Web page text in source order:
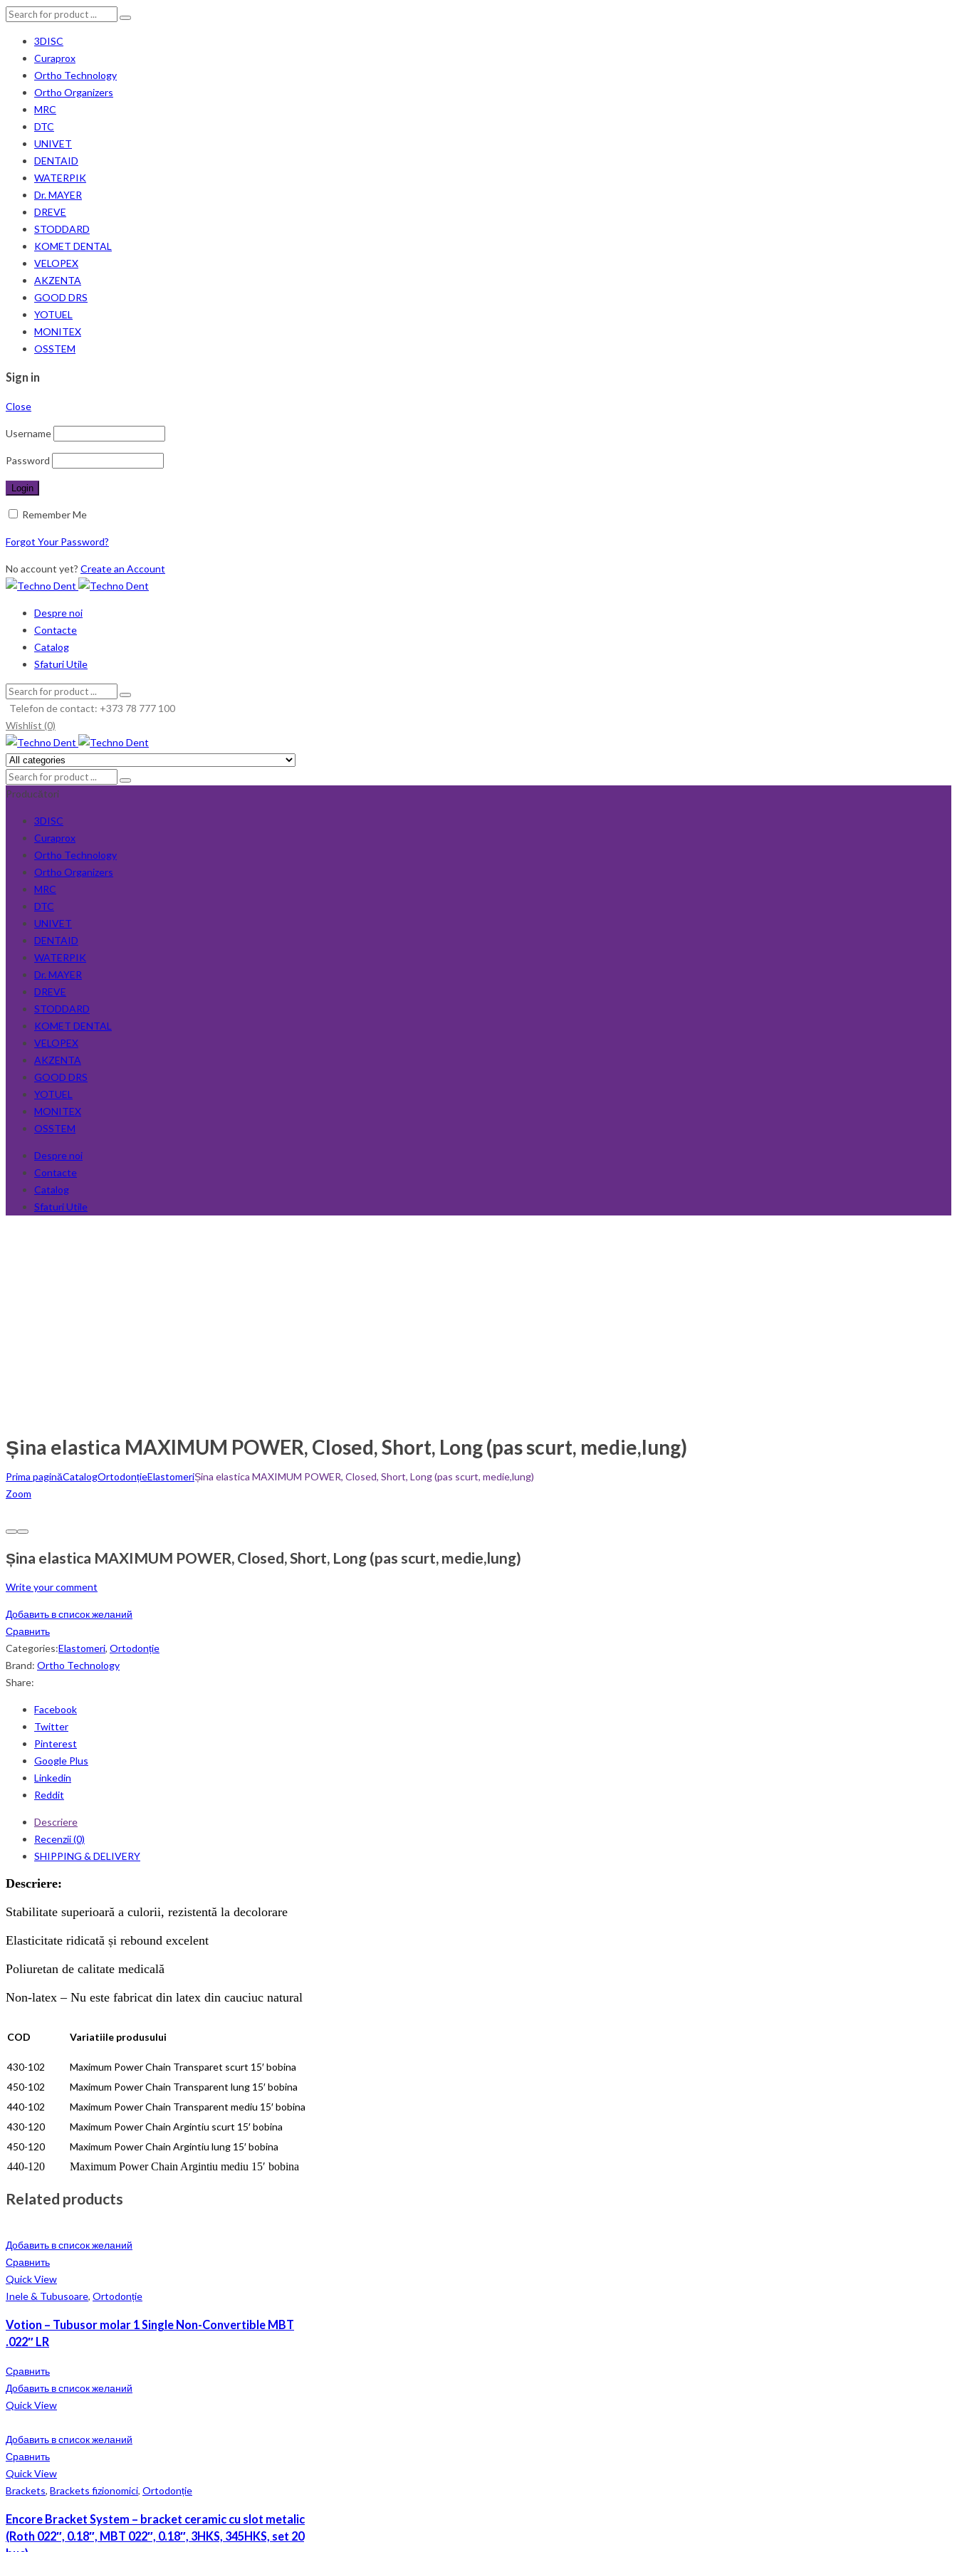
3DISC
Curaprox
Ortho Technology
Ortho Organizers
MRC
DTC
UNIVET
DENTAID
WATERPIK
Dr. MAYER
DREVE
STODDARD
KOMET DENTAL
VELOPEX
AKZENTA
GOOD DRS
YOTUEL
MONITEX
OSSTEM
Sign in
Close
Username
Password
Remember Me
Forgot Your Password?
No account yet? Create an Account
Despre noi
Contacte
Catalog
Sfaturi Utile
Telefon de contact: +373 78 777 100
Wishlist (0)
Producători
3DISC
Curaprox
Ortho Technology
Ortho Organizers
MRC
DTC
UNIVET
DENTAID
WATERPIK
Dr. MAYER
DREVE
STODDARD
KOMET DENTAL
VELOPEX
AKZENTA
GOOD DRS
YOTUEL
MONITEX
OSSTEM
Despre noi
Contacte
Catalog
Sfaturi Utile
Șina elastica MAXIMUM POWER, Closed, Short, Long (pas scurt, medie,lung)
Prima paginăCatalogOrtodonțieElastomeriȘina elastica MAXIMUM POWER, Closed, Short, Long (pas scurt, medie,lung)
Zoom
Șina elastica MAXIMUM POWER, Closed, Short, Long (pas scurt, medie,lung)
Write your comment
Добавить в список желаний
Сравнить
Categories:Elastomeri, Ortodonție
Brand: Ortho Technology
Share:
Facebook
Twitter
Pinterest
Google Plus
Linkedin
Reddit
Descriere
Recenzii (0)
SHIPPING & DELIVERY
Descriere:
Stabilitate superioară a culorii, rezistentă la decolorare
Elasticitate ridicată și rebound excelent
Poliuretan de calitate medicală
Non-latex – Nu este fabricat din latex din cauciuc natural
COD Variatiile produsului
430-102 Maximum PowerChain Transparet scurt 15′ bobina
450-102 Maximum PowerChain Transparent lung 15′ bobina
440-102 Maximum PowerChain Transparent mediu 15′ bobina
430-1 20 Maximum PowerChain Argintiu scurt 15′ bobina
450-1 20 Maximum Power Chain Argintiu lung 15′ bobina
440-1 20 Maximum PowerChain Argintiu mediu 15′ bobina
Related products
Добавить в список желаний
Сравнить
Quick View
Inele & Tubusoare, Ortodonție
Votion – Tubusor molar 1 Single Non-Convertible MBT
.022″ LR
Сравнить
Добавить в список желаний
Quick View
Добавить в список желаний
Сравнить
Quick View
Brackets, Brackets fizionomici, Ortodonție
Encore Bracket System – bracket ceramic cu slot metalic
(Roth 022″, 0.18″, MBT 022″, 0.18″, 3HKS, 345HKS, set 20